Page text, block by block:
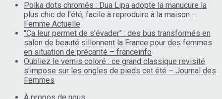
Polka dots chromés : Dua Lipa adopte la manucure la
plus chic de l'été, facile à reproduire à la maison –
Femme Actuelle
"Ça leur permet de s'évader" : des bus transformés en
salon de beauté sillonnent la France pour des femmes
en situation de précarité – franceinfo
Oubliez le vernis coloré : ce grand classique revisité
s'impose sur les ongles de pieds cet été – Journal des
Femmes